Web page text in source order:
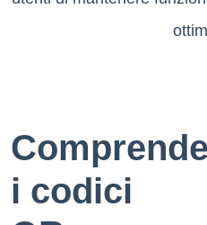
i codici